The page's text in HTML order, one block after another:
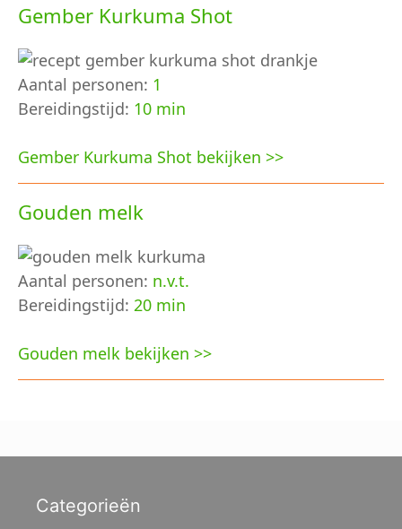
Gember Kurkuma Shot
Aantal personen: 1
Bereidingstijd: 10 min
Gember Kurkuma Shot bekijken >>
Gouden melk
Aantal personen: n.v.t.
Bereidingstijd: 20 min
Gouden melk bekijken >>
Categorieën